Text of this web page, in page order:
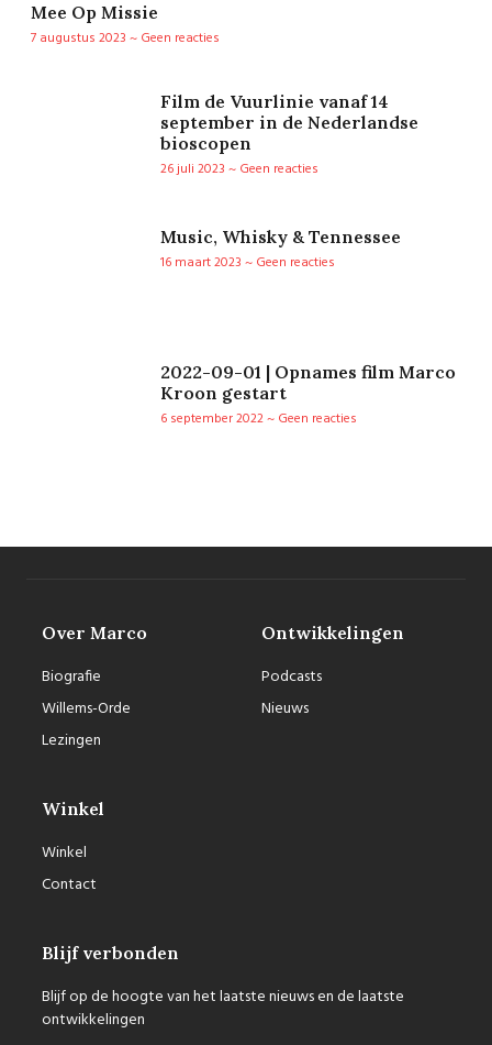
Mee Op Missie
7 augustus 2023
Geen reacties
Film de Vuurlinie vanaf 14
september in de Nederlandse
bioscopen
26 juli 2023
Geen reacties
Music, Whisky & Tennessee
16 maart 2023
Geen reacties
2022-09-01 | Opnames film Marco
Kroon gestart
6 september 2022
Geen reacties
Over Marco
Biografie
Willems-Orde
Lezingen
Ontwikkelingen
Podcasts
Nieuws
Winkel
Winkel
Contact
Blijf verbonden
Blijf op de hoogte van het laatste nieuws en de laatste
ontwikkelingen